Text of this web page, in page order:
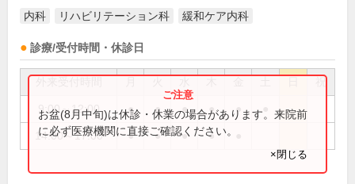
内科 リハビリテーション科 緩和ケア内科
診療/受付時間・休診日
祝
9:00～12:00 ● ● ● ● ●
14:00～17:00 ● ● ● ●
お盆(8月中旬)は休診・休業の場合があります。来院前
に必ず医療機関に直接ご確認ください。
×閉じる